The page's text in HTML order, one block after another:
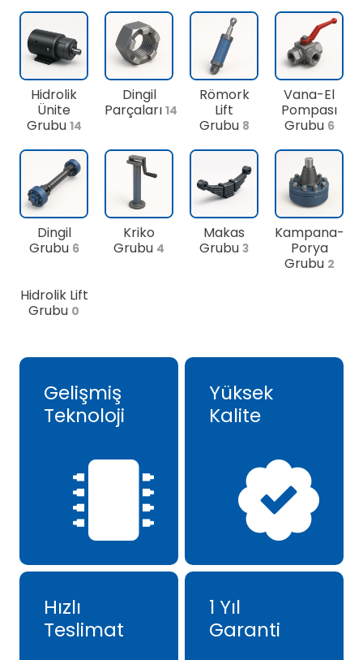
Hidrolik
Ünite
Grubu 14
Dingil
Parçaları 14
Römork
Lift
Grubu 8
Vana-El
Pompası
Grubu 6
Dingil
Grubu 6
Kriko
Grubu 4
Makas
Grubu 3
Kampana-
Porya
Grubu 2
Hidrolik Lift
Grubu 0
Gelişmiş
Teknoloji
Yüksek
Kalite
Hızlı
Teslimat
1 Yıl
Garanti